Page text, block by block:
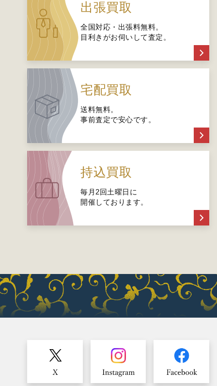
出張買取
全国対応・出張料無料。
目利きがお伺いして査定。
宅配買取
送料無料。
事前査定で安心です。
持込買取
毎月2回土曜日に
開催しております。